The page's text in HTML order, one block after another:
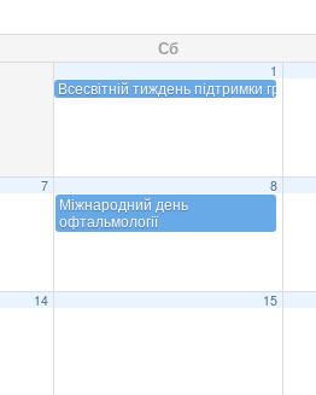
Сб
1
Всесвітній тиждень підтримки
7 8
Міжнародний день
офтальмології
14 15